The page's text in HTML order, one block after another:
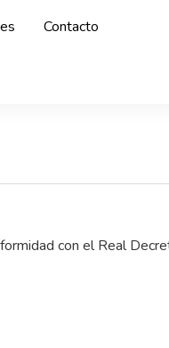
Contacto
con el Real